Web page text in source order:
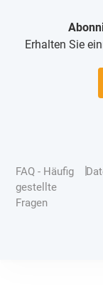
Erhalten Sie
FAQ - Häufig
gestellte
Fragen
|